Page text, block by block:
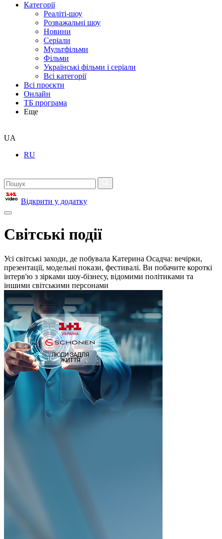
Категорії
Реаліті-шоу
Розважальні шоу
Новини
Серіали
Мультфільми
Фільми
Українські фільми і серіали
Всі категорії
Всі проєкти
Онлайн
ТБ програма
Еще
UA
RU
Відкрити у додатку
Світські події
Усі світські заходи, де побувала Катерина Осадча: вечірки,
презентації, модельні покази, фестивалі. Ви побачите короткі
інтерв'ю з зірками шоу-бізнесу, відомими політиками та
іншими світськими персонами